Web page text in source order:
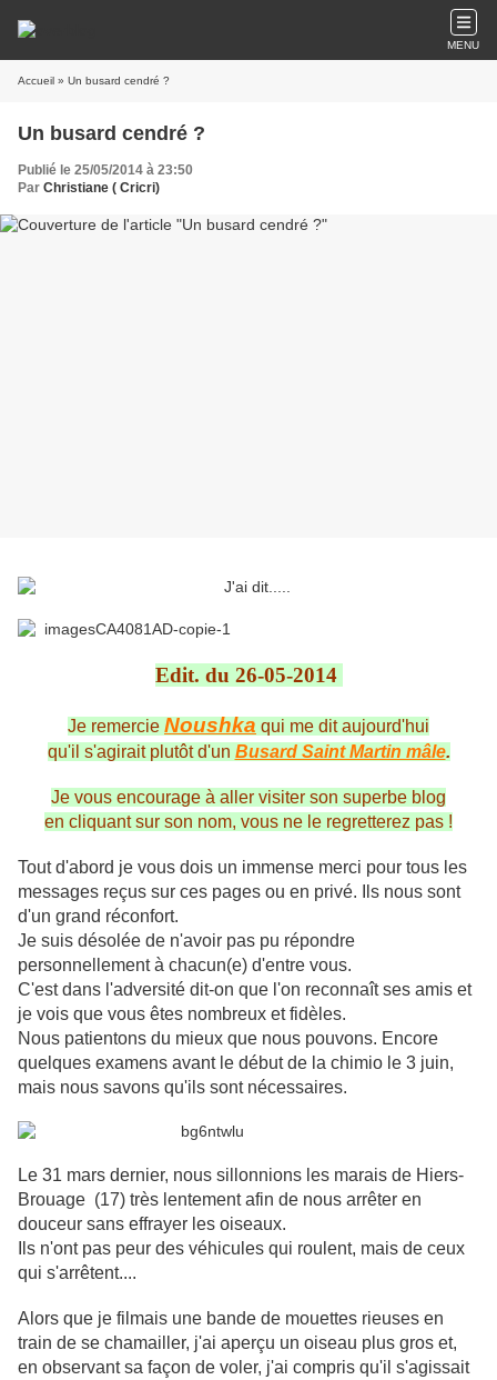
MENU
Accueil » Un busard cendré ?
Un busard cendré ?
Publié le 25/05/2014 à 23:50
Par Christiane ( Cricri)
Edit. du 26-05-2014
Je remercie Noushka qui me dit aujourd'hui
qu'il s'agirait plutôt d'un Busard Saint Martin mâle.
Je vous encourage à aller visiter son superbe blog
en cliquant sur son nom, vous ne le regretterez pas !
Tout d'abord je vous dois un immense merci pour tous les
messages reçus sur ces pages ou en privé. Ils nous sont
d'un grand réconfort.
Je suis désolée de n'avoir pas pu répondre
personnellement à chacun(e) d'entre vous.
C'est dans l'adversité dit-on que l'on reconnaît ses amis et
je vois que vous êtes nombreux et fidèles.
Nous patientons du mieux que nous pouvons. Encore
quelques examens avant le début de la chimio le 3 juin,
mais nous savons qu'ils sont nécessaires.
Le 31 mars dernier, nous sillonnions les marais de Hiers-
Brouage (17) très lentement afin de nous arrêter en
douceur sans effrayer les oiseaux.
Ils n'ont pas peur des véhicules qui roulent, mais de ceux
qui s'arrêtent....
Alors que je filmais une bande de mouettes rieuses en
train de se chamailler, j'ai aperçu un oiseau plus gros et,
en observant sa façon de voler, j'ai compris qu'il s'agissait